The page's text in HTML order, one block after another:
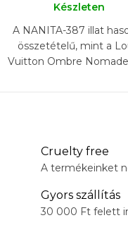
Készleten
A NANITA-387 illat
összetételű, mint a
Vuitton Ombre
Cruelty free
A termékeinket
Gyors szállítás
30 000 Ft felett